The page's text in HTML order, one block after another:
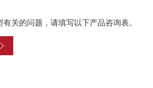
关的问题，请填写以下产品咨询表。